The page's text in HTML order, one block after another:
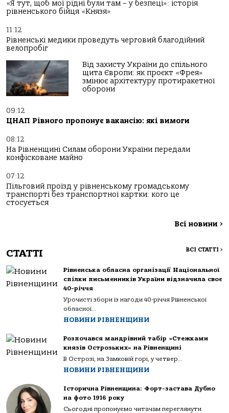
«Я тут, щоб мої рідні були там – у безпеці»: історія
рівненського бійця «Князя»
11:12
Рівненські медики проведуть черговий благодійний
велопробіг
Від захисту України до спільного
щита Європи: як проєкт «Фрея»
змінює архітектуру протиракетної
оборони
09:12
ЦНАП Рівного пропонує вакансію: які вимоги
08:12
На Рівненщині Силам оборони України передали
конфісковане майно
07:12
Пільговий проїзд у рівненському громадському
транспорті без транспортної картки: кого це
стосується
Всі новини >
СТАТТІ ВСІ СТАТТІ >
Рівненська обласна організації Національної
спілки письменників України відзначила своє
40-річчя
Урочисті збори із нагоди 40-річчя Рівненської
обласної...
НОВИНИ РІВНЕНЩИНИ
Розпочався мандрівний табір «Стежками
князів Острозьких» на Рівненщині
В Острозі, на Замковій горі, у четвер...
НОВИНИ РІВНЕНЩИНИ
Історична Рівненщина: Форт-застава Дубно
на фото 1916 року
Сьогодні пропонуємо читачам переглянути